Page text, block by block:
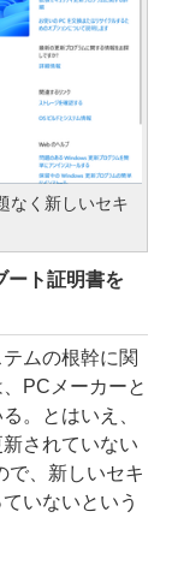
なく新しいセキ
ート証明書を
ムの根幹に関
PCメーカーと
。とはいえ、
されていない
で、新しいセキ
いないという